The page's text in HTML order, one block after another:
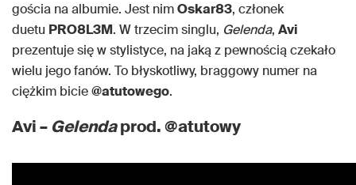
gościa na albumie. Jest nimOskar83, członek
duetu PRO8L3M. W trzecim singlu, Gelenda, Avi
prezentuje się w stylistyce, na jaką z pewnością czekało
wielu jego fanów. To błyskotliwy, braggowy numer na
ciężkim bicie@atutowego.
Avi – Gelendaprod. @atutowy